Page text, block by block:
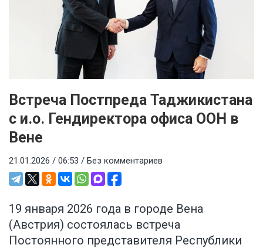
Встреча Постпреда Таджикистана
с и.о. Гендиректора офиса ООН в
Вене
21.01.2026 / 06:53 / Без комментариев
19 января 2026 года в городе Вена
(Австрия) состоялась встреча
Постоянного представителя Республики